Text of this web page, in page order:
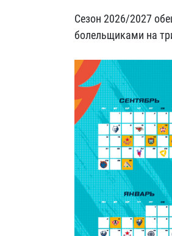
Сезон 2026/2027
болельщиками на